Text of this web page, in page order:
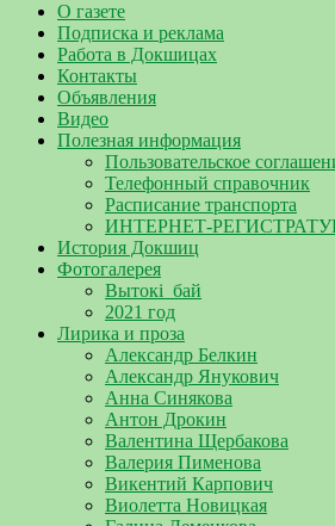
О газете
Подписка и реклама
Работа в Докшицах
Контакты
Объявления
Видео
Полезная информация
Пользовательское
Телефонный справочник
Расписание транспорта
ИНТЕРНЕТ-
История Докшиц
Фотогалерея
Вытокі_бай
2021 год
Лирика и проза
Александр Белкин
Александр Янукович
Анна Синякова
Антон Дрокин
Валентина Щербакова
Валерия Пименова
Викентий Карпович
Виолетта Новицкая